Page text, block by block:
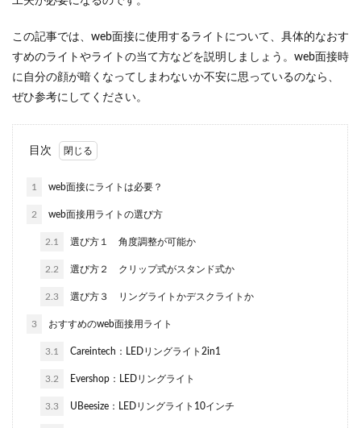
この記事では、web面接に使用するライトについて、具体的なおす
すめのライトやライトの当て方などを説明しましょう。web面接時
に自分の顔が暗くなってしまわないか不安に思っているのなら、
ぜひ参考にしてください。
目次
1 web面接にライトは必要？
2 web面接用ライトの選び方
2.1 選び方１ 角度調整が可能か
2.2 選び方２ クリップ式がスタンド式か
2.3 選び方３ リングライトかデスクライトか
3 おすすめのweb面接用ライト
3.1 Careintech：LEDリングライト2in1
3.2 Evershop：LEDリングライト
3.3 UBeesize：LEDリングライト10インチ